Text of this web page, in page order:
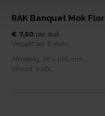
RAK Banquet Mok
€ 7,50 per stuk
Verpakt per 6 stuks
Afmeting: 76 x 106 mm
Inhoud: 0,26L